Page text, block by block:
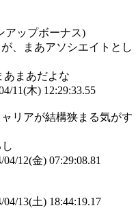
アップボーナス)
、まあアソシエイトとし
あまあだよな
11(木) 12:29:33.55
リアが結構狭まる気がす
04/12(金) 07:29:08.81
04/13(土) 18:44:19.17